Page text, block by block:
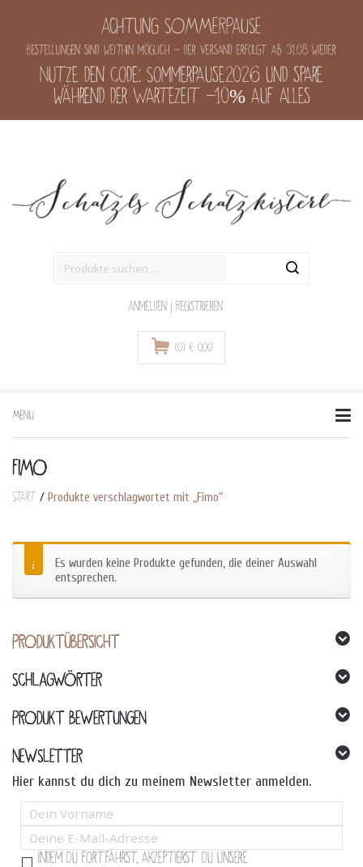
Achtung SOMMERPAUSE
Bestellungen sind weithin möglich - der Versand erfolgt ab 31.08 wieder
Nutze den Code: Sommerpause2026 und spare
während der Wartezeit -10% auf alles
Anmelden | Registrieren
(0) € 0,00
MENU
to
FIMO
Start / Produkte verschlagwortet mit „Fimo“
Es wurden keine Produkte gefunden, die deiner Auswahl
entsprechen.
PRODUKTÜBERSICHT
SCHLAGWÖRTER
PRODUKT BEWERTUNGEN
NEWSLETTER
Hier kannst du dich zu meinem Newsletter anmelden.
Indem Du fortfährst, akzeptierst Du unsere